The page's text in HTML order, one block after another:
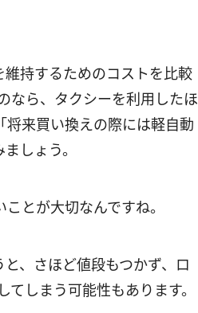
持するためのコストを比較
なら、タクシーを利用したほ
来買い換えの際には軽自動
しょう。
とが大切なんですね。
、さほど値段もつかず、ロ
しまう可能性もあります。